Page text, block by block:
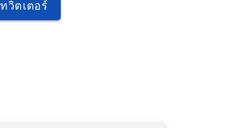
วิตเตอร์